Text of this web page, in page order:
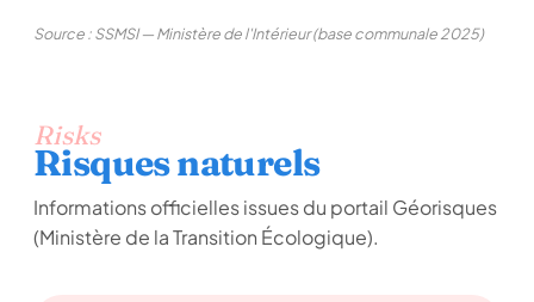
Source : SSMSI — Ministère de l'Intérieur (base communale 2025)
Risks
Risques naturels
Informations officielles issues du portail Géorisques
(Ministère de la Transition Écologique).